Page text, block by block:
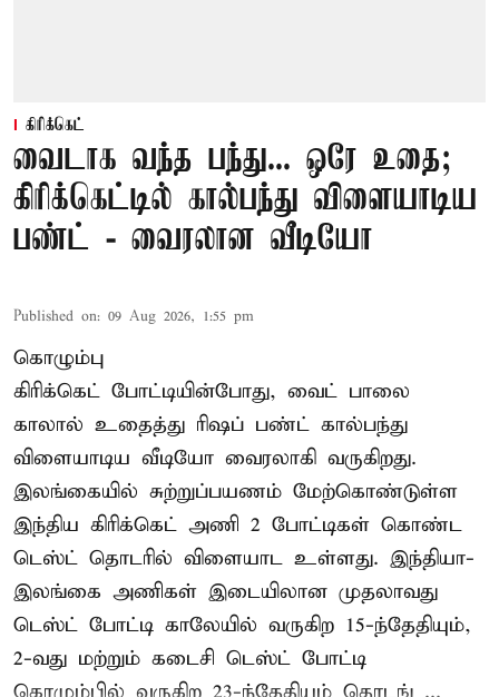
கிரிக்கெட்
வைடாக வந்த பந்து... ஒரே உதை;
கிரிக்கெட்டில் கால்பந்து விளையாடிய
பண்ட் - வைரலான வீடியோ
Published on: 09 Aug 2026, 1:55 pm
கொழும்பு
கிரிக்கெட் போட்டியின்போது, வைட் பாலை
காலால் உதைத்து ரிஷப் பண்ட் கால்பந்து
விளையாடிய வீடியோ வைரலாகி வருகிறது.
இலங்கையில் சுற்றுப்பயணம் மேற்கொண்டுள்ள
இந்திய கிரிக்கெட் அணி 2 போட்டிகள் கொண்ட
டெஸ்ட் தொடரில் விளையாட உள்ளது. இந்தியா-
இலங்கை அணிகள் இடையிலான முதலாவது
டெஸ்ட் போட்டி காலேயில் வருகிற 15-ந்தேதியும்,
2-வது மற்றும் கடைசி டெஸ்ட் போட்டி
கொழும்பில் வருகிற 23-ந்தேதியும் தொடங் ...